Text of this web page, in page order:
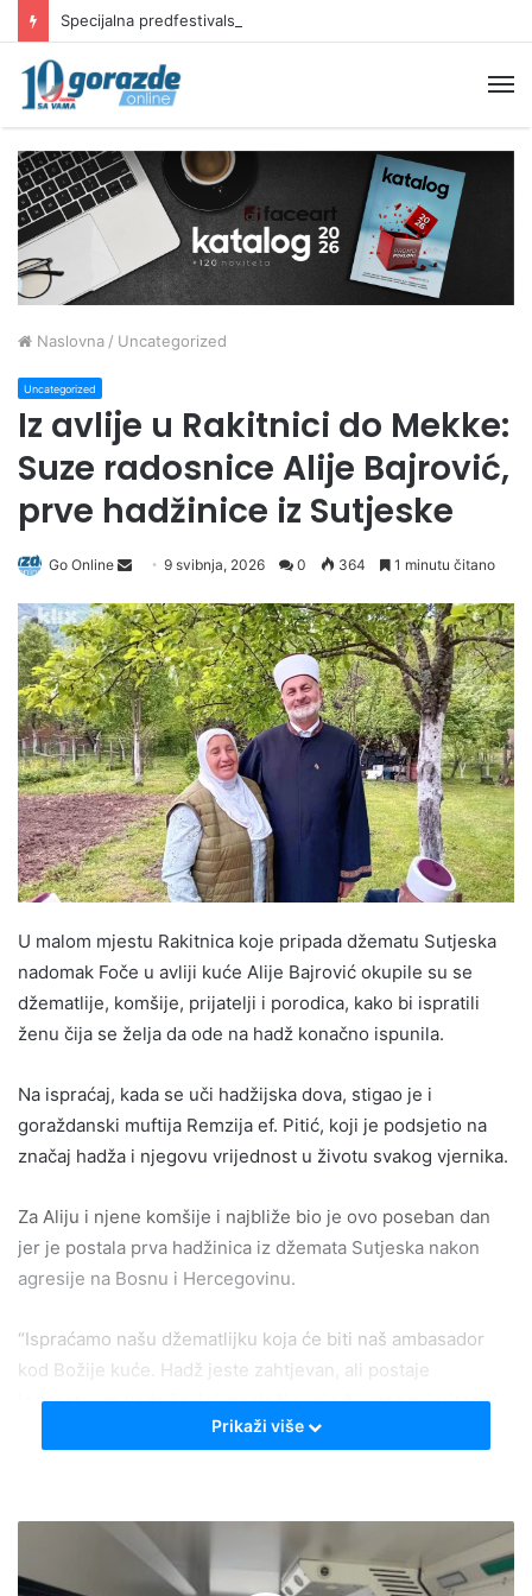
Naslovna / Uncategorized
Uncategorized
Iz avlije u Rakitnici do Mekke:
Suze radosnice Alije Bajrović,
prve hadžinice iz Sutjeske
Go Online
Send
email
9 svibnja, 2026 0 364 1 minutu čitano
U malom mjestu Rakitnica koje pripada džematu Sutjeska
nadomak Foče u avliji kuće Alije Bajrović okupile su se
džematlije, komšije, prijatelji i porodica, kako bi ispratili
ženu čija se želja da ode na hadž konačno ispunila.
Na ispraćaj, kada se uči hadžijska dova, stigao je i
goraždanski muftija Remzija ef. Pitić, koji je podsjetio na
značaj hadža i njegovu vrijednost u životu svakog vjernika.
Za Aliju i njene komšije i najbliže bio je ovo poseban dan
jer je postala prva hadžinica iz džemata Sutjeska nakon
agresije na Bosnu i Hercegovinu.
“Ispraćamo našu džematlijku koja će biti naš ambasador
kod Božije kuće. Hadž jeste zahtjevan, ali postaje
jednostavan kada čovjek posloži svoje životne prioritete i
shvati prolaznost dunjaluka”, poručio je muftija Pitić.
žene iz Rakitnice koja je godinama čuvala vjeru, porodicu i
toplinu doma, s velikom željom koju je, kaže, dugo nosila u
srcu, da obavi hadž. Emocije nije mogla sakriti ni tokom
Prikaži više